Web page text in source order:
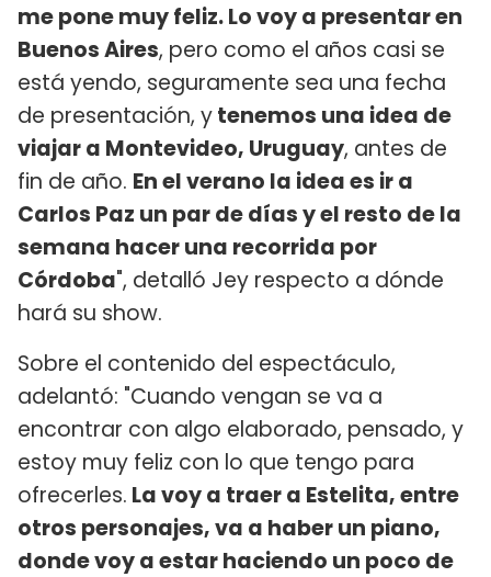
me pone muy feliz. Lo voy a presentar en
Buenos Aires, pero como el años casi se
está yendo, seguramente sea una fecha
de presentación, ytenemos una idea de
viajar a Montevideo, Uruguay, antes de
fin de año. En el verano la idea es ir a
Carlos Paz un par de días y el resto de la
semana hacer una recorrida por
Córdoba", detalló Jey respecto a dónde
hará su show.
Sobre el contenido del espectáculo,
adelantó: "Cuando vengan se va a
encontrar con algo elaborado, pensado, y
estoy muy feliz con lo que tengo para
ofrecerles. La voy a traer a Estelita, entre
otros personajes, va a haber un piano,
donde voy a estar haciendo un poco de